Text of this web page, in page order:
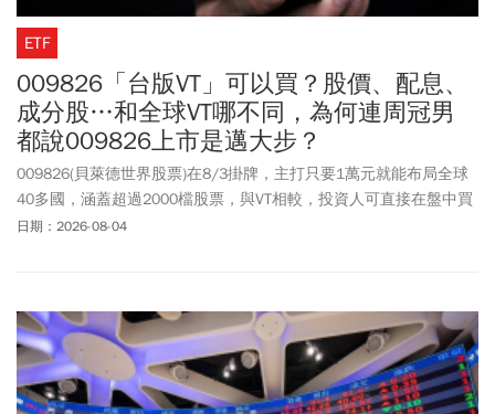
ETF
009826「台版VT」可以買？股價、配息、
成分股…和全球VT哪不同，為何連周冠男
都說009826上市是邁大步？
009826(貝萊德世界股票)在8/3掛牌，主打只要1萬元就能布局全球
40多國，涵蓋超過2000檔股票，與VT相較，投資人可直接在盤中買
賣，不必另外開複委託或換匯，因此被市場稱為「台版VT」。財金
往前邁進了一大步」。財經部落客「要不要來點稀飯套餐」則是表
示，買進009826，就像把全球股市複製貼上到自己的投資組合，不
用煩惱今年該押哪個市場或產業，某種程度上是降低一直換方向的
焦慮。009826有哪些特色？009826適合哪些投資人？費用、成分
日期：2026-08-04